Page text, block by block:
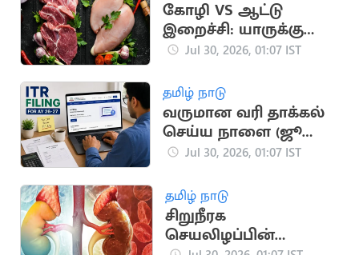
கோழி VS ஆட்டு
இறைச்சி: யாருக்கு
எந்த இறைச்சி நல்லது
Jul 30, 2026, 01:07 IST
தமிழ் நாடு
வருமான வரி தாக்கல்
செய்ய நாளை (ஜூலை
31) கடைசி நாள்
Jul 30, 2026, 01:07 IST
தமிழ் நாடு
சிறுநீரக
செயலிழப்பின்